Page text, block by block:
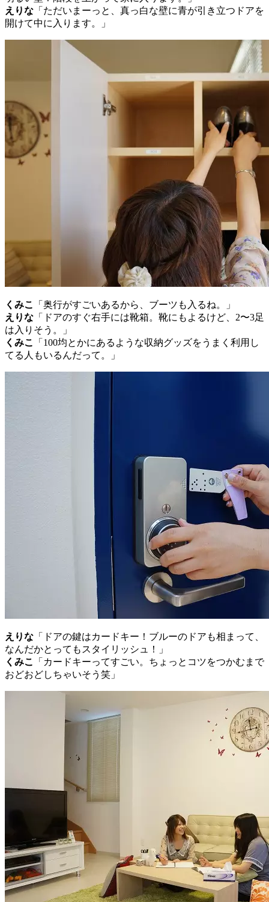
えりな 「ただいまーっと、真っ白な壁に青が引き立つドアを
開けて中に入ります。」
くみこ
「奥行がすごいあるから、ブーツも入るね。」
えりな 「ドアのすぐ右手には靴箱。靴にもよるけど、2〜3足
は入りそう。」
くみこ
「100均とかにあるような収納グッズをうまく利用し
てる人もいるんだって。」
えりな 「ドアの鍵はカードキー！ブルーのドアも相まって、
なんだかとってもスタイリッシュ！」
くみこ
「カードキーってすごい。ちょっとコツをつかむまで
おどおどしちゃいそう笑」